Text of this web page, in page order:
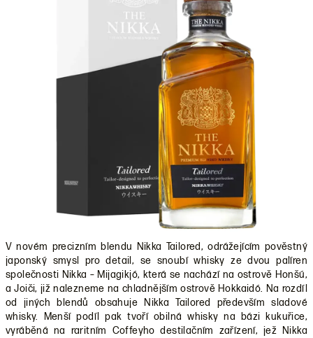
V novém precizním blendu Nikka Tailored, odrážejícím pověstný
japonský smysl pro detail, se snoubí whisky ze dvou palíren
společnosti Nikka – Mijagikjó, která se nachází na ostrově Honšú,
a Joiči, již nalezneme na chladnějším ostrově Hokkaidó. Na rozdíl
od jiných blendů obsahuje Nikka Tailored především sladové
whisky. Menší podíl pak tvoří obilná whisky na bázi kukuřice,
vyráběná na raritním Coffeyho destilačním zařízení, jež Nikka